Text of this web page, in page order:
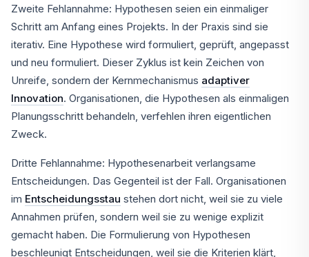
Zweite Fehlannahme: Hypothesen seien ein einmaliger
Schritt am Anfang eines Projekts. In der Praxis sind sie
iterativ. Eine Hypothese wird formuliert, geprüft, angepasst
und neu formuliert. Dieser Zyklus ist kein Zeichen von
Unreife, sondern der Kernmechanismus adaptiver
Innovation. Organisationen, die Hypothesen als einmaligen
Planungsschritt behandeln, verfehlen ihren eigentlichen
Zweck.
Dritte Fehlannahme: Hypothesenarbeit verlangsame
Entscheidungen. Das Gegenteil ist der Fall. Organisationen
im Entscheidungsstau stehen dort nicht, weil sie zu viele
Annahmen prüfen, sondern weil sie zu wenige explizit
gemacht haben. Die Formulierung von Hypothesen
beschleunigt Entscheidungen, weil sie die Kriterien klärt,